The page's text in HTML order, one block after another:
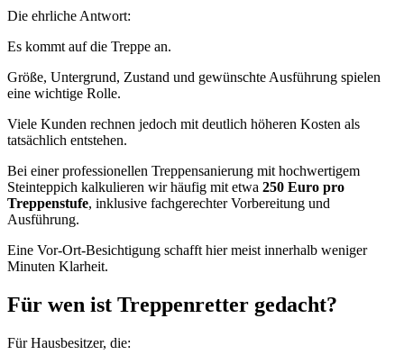
Die ehrliche Antwort:
Es kommt auf die Treppe an.
Größe, Untergrund, Zustand und gewünschte Ausführung spielen
eine wichtige Rolle.
Viele Kunden rechnen jedoch mit deutlich höheren Kosten als
tatsächlich entstehen.
Bei einer professionellen Treppensanierung mit hochwertigem
Steinteppich kalkulieren wir häufig mit etwa 250 Euro pro
Treppenstufe, inklusive fachgerechter Vorbereitung und
Ausführung.
Eine Vor-Ort-Besichtigung schafft hier meist innerhalb weniger
Minuten Klarheit.
Für wen ist Treppenretter gedacht?
Für Hausbesitzer, die: